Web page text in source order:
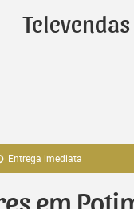
Entrega imediata